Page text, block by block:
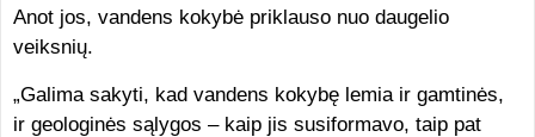
Anot jos, vandens kokybė priklauso nuo daugelio
veiksnių.
„Galima sakyti, kad vandens kokybę lemia ir gamtinės,
ir geologinės sąlygos – kaip jis susiformavo, taip pat